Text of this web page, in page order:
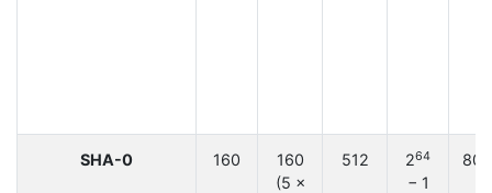
SHA-0 160
160
(5 ×
512 264
− 1
80